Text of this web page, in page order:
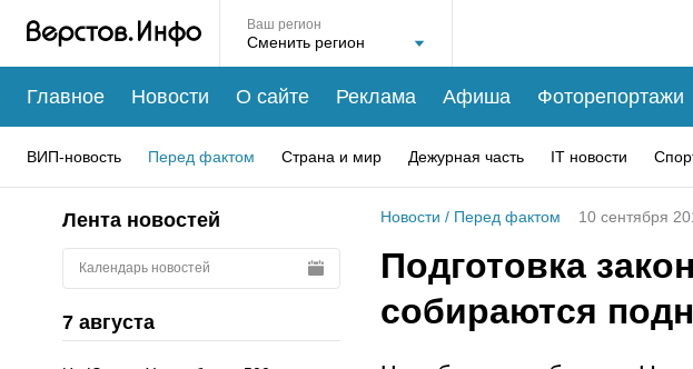
Ваш регион
Главное Новости О сайте Реклама Афиша Фоторепортажи
ВИП-новость Перед фактом Страна и мир Дежурная часть IT новости
Лента новостей
Календарь новостей
7 августа
Новости / Перед фактом 10 сентября
Подготовка
собираются